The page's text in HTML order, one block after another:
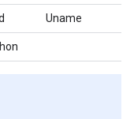
Uname